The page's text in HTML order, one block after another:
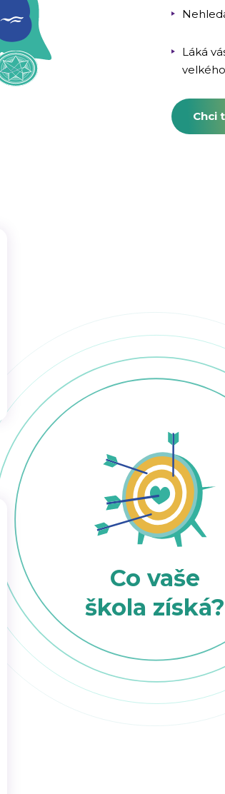
Láká
Chci
Co vaše
škola získá?